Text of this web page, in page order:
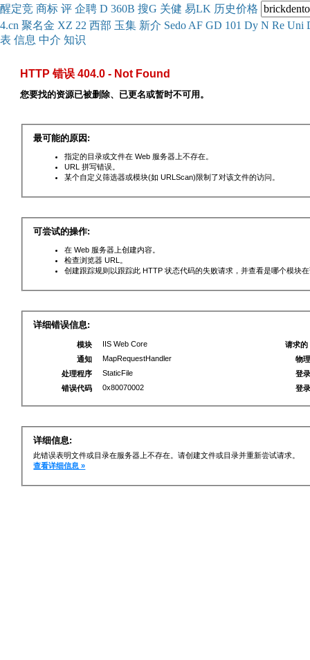
醒定竞 商标 评 企聘 D 360B 搜G 关健 易LK 历史价格
4.cn 聚名金 XZ 22 西部 玉集 新介 Sedo AF GD 101 Dy N Re Uni
表 信息 中介 知识